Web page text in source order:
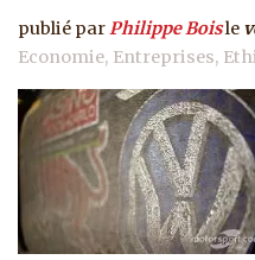
publié parPhilippe Boisle
Economie Entreprises